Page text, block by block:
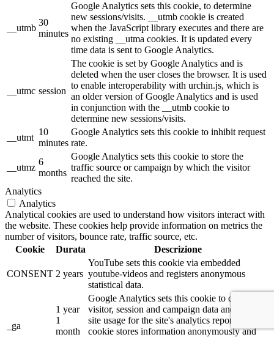
__utmb
30
minutes
Google Analytics sets this cookie, to determine
new sessions/visits. __utmb cookie is created
when the JavaScript library executes and there are
no existing __utma cookies. It is updated every
time data is sent to Google Analytics.
__utmc session
The cookie is set by Google Analytics and is
deleted when the user closes the browser. It is used
to enable interoperability with urchin.js, which is
an older version of Google Analytics and is used
in conjunction with the __utmb cookie to
determine new sessions/visits.
__utmt
10
minutes
Google Analytics sets this cookie to inhibit request
rate.
__utmz
6
months
Google Analytics sets this cookie to store the
traffic source or campaign by which the visitor
reached the site.
Analytics
Analytics
Analytical cookies are used to understand how visitors interact with
the website. These cookies help provide information on metrics the
number of visitors, bounce rate, traffic source, etc.
Cookie
Durata Descrizione
CONSENT 2 years
YouTube sets this cookie via embedded
youtube-videos and registers anonymous
statistical data.
_ga
1 year
1
month
Google Analytics sets this cookie to calculate
visitor, session and campaign data and track
site usage for the site's analytics report. The
cookie stores information anonymously and